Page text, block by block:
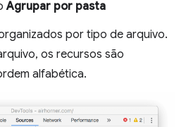
Agrupar por pasta
por tipo de arquivo.
os recursos são
alfabética.